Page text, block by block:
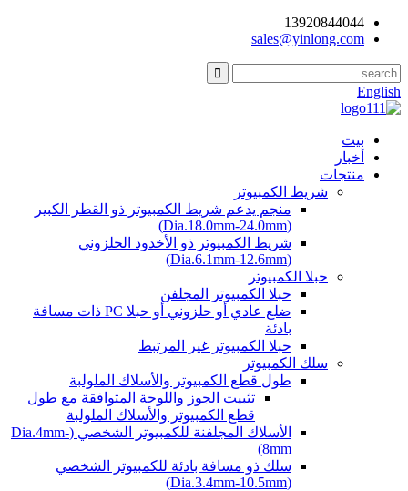
13920844044
sales@yinlong.com
English
بيت
أخبار
منتجات
شريط الكمبيوتر
منجم يدعم شريط الكمبيوتر ذو القطر الكبير
(Dia.18.0mm-24.0mm)
شريط الكمبيوتر ذو الأخدود الحلزوني
(Dia.6.1mm-12.6mm)
حبلا الكمبيوتر
حبلا الكمبيوتر المجلفن
ضلع عادي أو حلزوني أو حبلا PC ذات مسافة
بادئة
حبلا الكمبيوتر غير المرتبط
سلك الكمبيوتر
طول قطع الكمبيوتر والأسلاك الملولبة
تثبيت الجوز واللوحة المتوافقة مع طول
قطع الكمبيوتر والأسلاك الملولبة
الأسلاك المجلفنة للكمبيوتر الشخصي (Dia.4mm-
8mm)
سلك ذو مسافة بادئة للكمبيوتر الشخصي
(Dia.3.4mm-10.5mm)